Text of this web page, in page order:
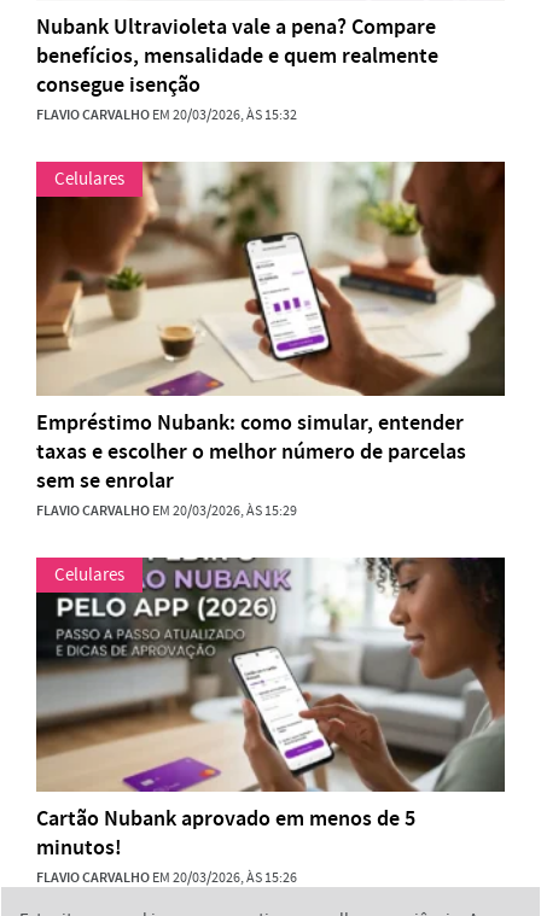
Nubank Ultravioleta vale a pena? Compare
benefícios, mensalidade e quem realmente
consegue isenção
FLAVIO CARVALHOEM 20/03/2026, ÀS 15:32
Celulares
Empréstimo Nubank: como simular, entender
taxas e escolher o melhor número de parcelas
sem se enrolar
FLAVIO CARVALHOEM 20/03/2026, ÀS 15:29
Celulares
Cartão Nubank aprovado em menos de 5
minutos!
FLAVIO CARVALHOEM 20/03/2026, ÀS 15:26